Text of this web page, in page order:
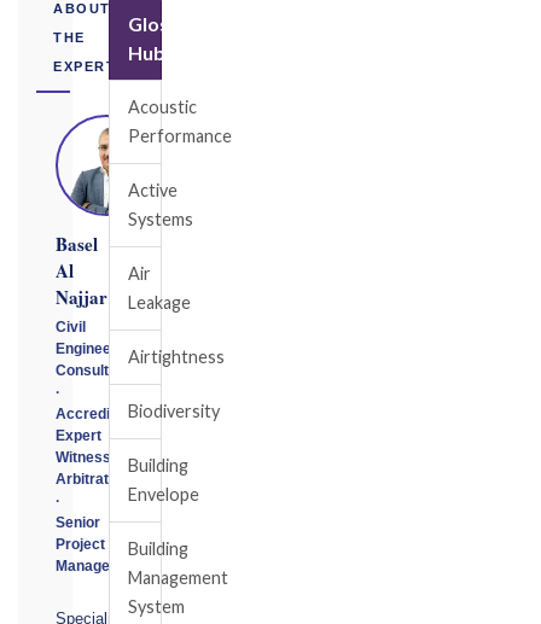
ABOUT
THE
EXPERT
Basel
Al
Najjar
Civil
Engineering
Consultant
·
Accredited
Expert
Witness
Arbitrator
·
Senior
Project
Manager
Specialising
Glossary
Hub
Acoustic
Performance
Active
Systems
Air
Leakage
Airtightness
Biodiversity
Building
Envelope
Building
Management
System